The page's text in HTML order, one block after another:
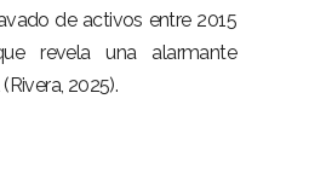
de activos entre 2015
revela una alarmante
2025).